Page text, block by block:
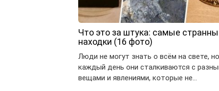
Что это за штука: самые
находки (16 фото)
Люди не могут знать о всём на свете, но
каждый день они сталкиваются с
вещами и явлениями, которые не…